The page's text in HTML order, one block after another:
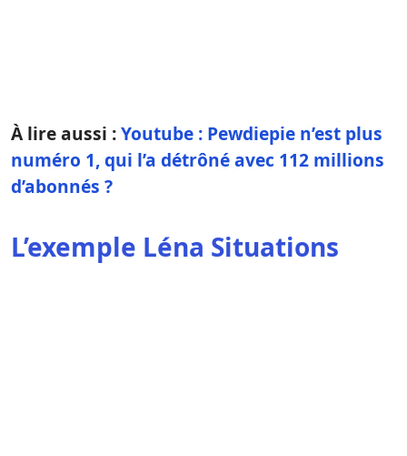
À lire aussi :Youtube : Pewdiepie n’est plus
numéro 1, qui l’a détrôné avec 112 millions
d’abonnés ?
L’exemple Léna Situations